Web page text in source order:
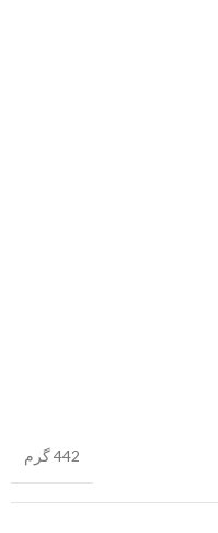
442 گرم